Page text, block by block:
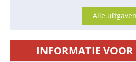
Alle uitgaven
INFORMATIE